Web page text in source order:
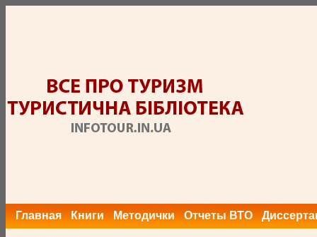
Главная Книги Методички Отчеты ВТО